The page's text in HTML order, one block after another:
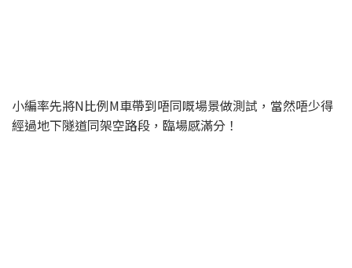
小編率先將N比例M車帶到唔同嘅場景做測試，當然唔少得
經過地下隧道同架空路段，臨場感滿分！